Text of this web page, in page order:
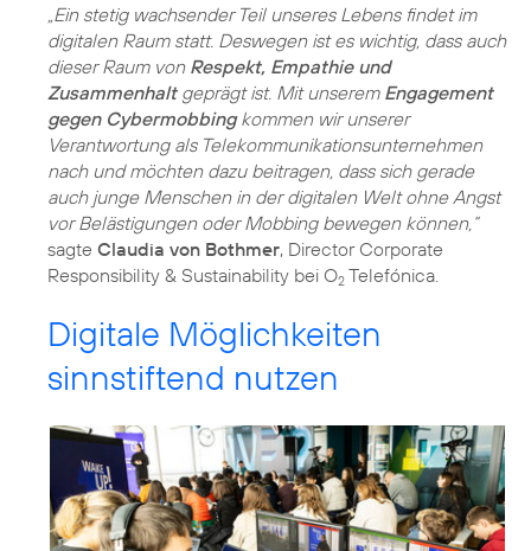
„Ein stetig wachsender Teil unseres Lebens findet im
digitalen Raum statt. Deswegen ist es wichtig, dass auch
dieser Raum von Respekt, Empathie und
Zusammenhaltgeprägt ist. Mit unserem Engagement
gegen Cybermobbingkommen wir unserer
Verantwortung als Telekommunikationsunternehmen
nach und möchten dazu beitragen, dass sich gerade
auch junge Menschen in der digitalen Welt ohne Angst
vor Belästigungen oder Mobbing bewegen können,“
sagte Claudia von Bothmer, Director Corporate
Responsibility & Sustainability bei O2 Telefónica.
Digitale Möglichkeiten
sinnstiftend nutzen